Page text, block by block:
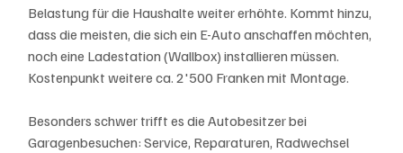
Belastung für die Haushalte weiter erhöhte. Kommt hinzu,
dass die meisten, die sich ein E-Auto anschaffen möchten,
noch eine Ladestation (Wallbox) installieren müssen.
Kostenpunkt weitere ca. 2'500 Franken mit Montage.
Besonders schwer trifft es die Autobesitzer bei
Garagenbesuchen: Service, Reparaturen, Radwechsel